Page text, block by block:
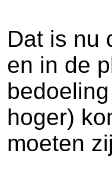
Dat is nu
en in de
hoger)
moeten